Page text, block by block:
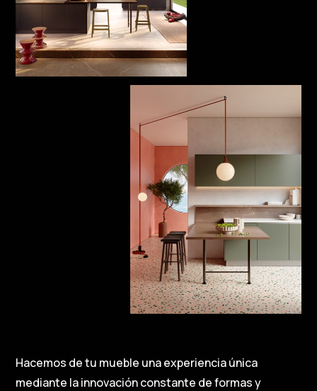
Hacemos de tu mueble una experiencia única
mediante la innovación constante de formas y